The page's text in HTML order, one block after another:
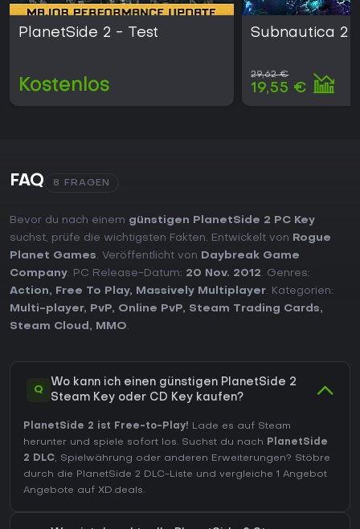
PlanetSide 2 - Test
Kostenlos
Subnautica 2
29,62 €
19,55 €
FAQ 8 FRAGEN
Bevor du nach einem günstigen PlanetSide 2 PC Key
suchst, prüfe die wichtigsten Fakten. Entwickelt von
Rogue
Planet Games. Veröffentlicht von
Daybreak Game
Company. PC Release-Datum: 20 Nov. 2012. Genres:
Action, Free To Play, Massively Multiplayer. Kategorien:
Multi-player, PvP, Online PvP, Steam Trading Cards,
Steam Cloud , MMO.
Q
Wo kann ich einen günstigen PlanetSide 2
Steam Key oder CD Key kaufen?
PlanetSide 2 ist Free-to-Play! Lade es auf Steam
herunter und spiele sofort los. Suchst du nach PlanetSide
2 DLC, Spielwährung oder anderen Erweiterungen? Stöbre
durch die PlanetSide 2 DLC-Liste und vergleiche 1 Angebot
Angebote auf XD.deals.